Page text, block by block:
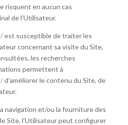
risquent en aucun cas
de l’Utilisateur.
est susceptible de traiter les
concernant sa visite du Site,
les recherches
permettent à
d’améliorer le contenu du Site, de
navigation et/ou la fourniture des
Site, l’Utilisateur peut configurer